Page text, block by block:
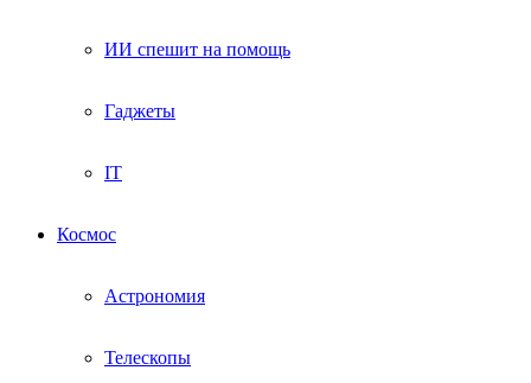
ИИ спешит на помощь
Гаджеты
IT
Космос
Астрономия
Телескопы